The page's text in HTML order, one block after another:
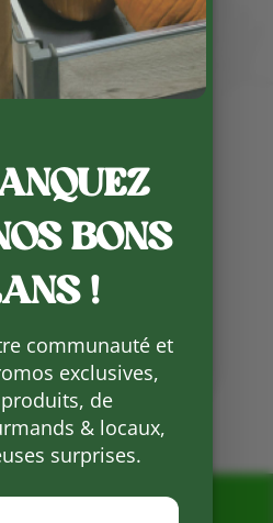
2023
fraises de Nabirat
plein Sud
la maturité ces
le soleil que
BONS
!
communauté et
exclusives,
de
& locaux,
surprises.